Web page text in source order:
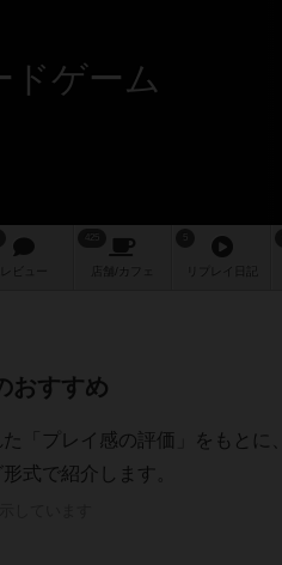
ドゲーム
レビュー 店舗/ カフェ
おすすめ
「プレイ感の評価」をもとに、
式で紹介します。